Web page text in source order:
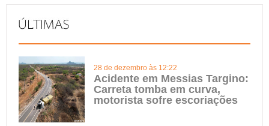
28 de dezembro às 12:22
Acidente em Messias Targino:
Carreta tomba em curva,
motorista sofre escoriações